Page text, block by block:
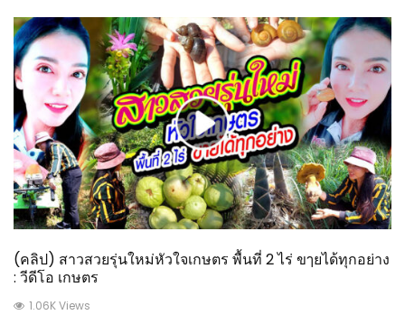
(คลิป) สาวสวยรุ่นใหม่หัวใจเกษตร พื้นที่ 2 ไร่ ขๅยได้ทุกอย่าง
: วีดีโอ เกษตร
1.06K Views